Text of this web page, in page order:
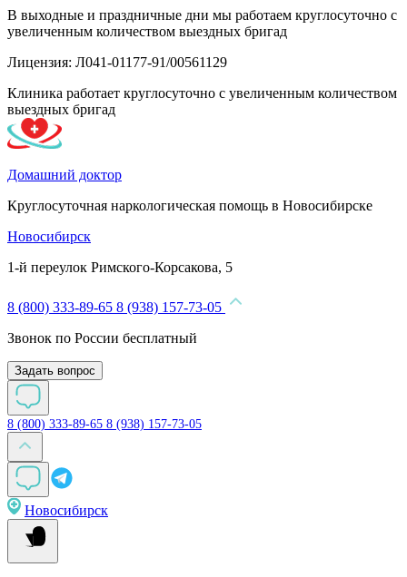
В выходные и праздничные дни мы работаем круглосуточно с
увеличенным количеством выездных бригад
Лицензия: Л041-01177-91/00561129
Клиника работает круглосуточно с увеличенным количеством
выездных бригад
Домашний доктор
Круглосуточная наркологическая помощь в Новосибирске
Новосибирск
1-й переулок Римского-Корсакова, 5
8 (800) 333-89-65 8 (938) 157-73-05
Звонок по России бесплатный
Задать вопрос
8 (800) 333-89-65 8 (938) 157-73-05
Новосибирск